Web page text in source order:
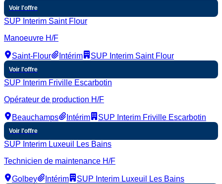
Voir l'offre
SUP Interim Saint Flour
Manoeuvre H/F
Saint-Flour Intérim SUP Interim Saint Flour
Voir l'offre
SUP Interim Friville Escarbotin
Opérateur de production H/F
Beauchamps Intérim SUP Interim Friville Escarbotin
Voir l'offre
SUP Interim Luxeuil Les Bains
Technicien de maintenance H/F
Golbey Intérim SUP Interim Luxeuil Les Bains